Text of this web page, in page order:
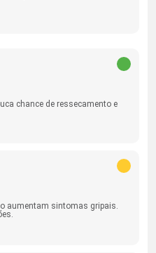
chance de ressecamento e
aumentam sintomas gripais.